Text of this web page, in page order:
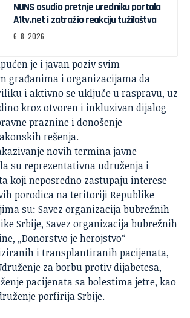
NUNS osudio pretnje uredniku portala
A1tv.net i zatražio reakciju tužilaštva
6. 8. 2026.
je i javan poziv svim
građanima i organizacijama da
i aktivno se uključe u raspravu, uz
kroz otvoren i inkluzivan dijalog
praznine i donošenje
rešenja.
novih termina javne
su reprezentativna udruženja i
koji neposredno zastupaju interese
porodica na teritoriji Republike
su: Savez organizacija bubrežnih
Srbije, Savez organizacija bubrežnih
„Donorstvo je herojstvo“ –
i transplantiranih pacijenata,
za borbu protiv dijabetesa,
pacijenata sa bolestima jetre, kao
porfirija Srbije.